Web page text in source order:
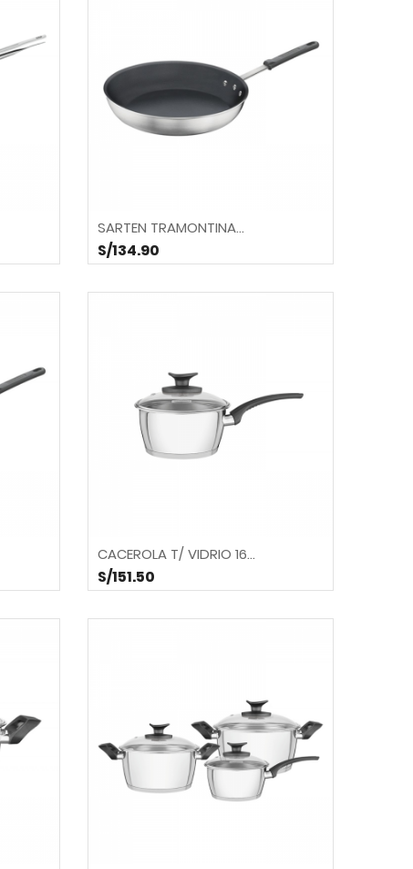
JARRA (55332) TIMELESS 1440cc.
SARTEN TRAMONTINA...
S/134.90
CACEROLA T/ VIDRIO 16...
S/151.50